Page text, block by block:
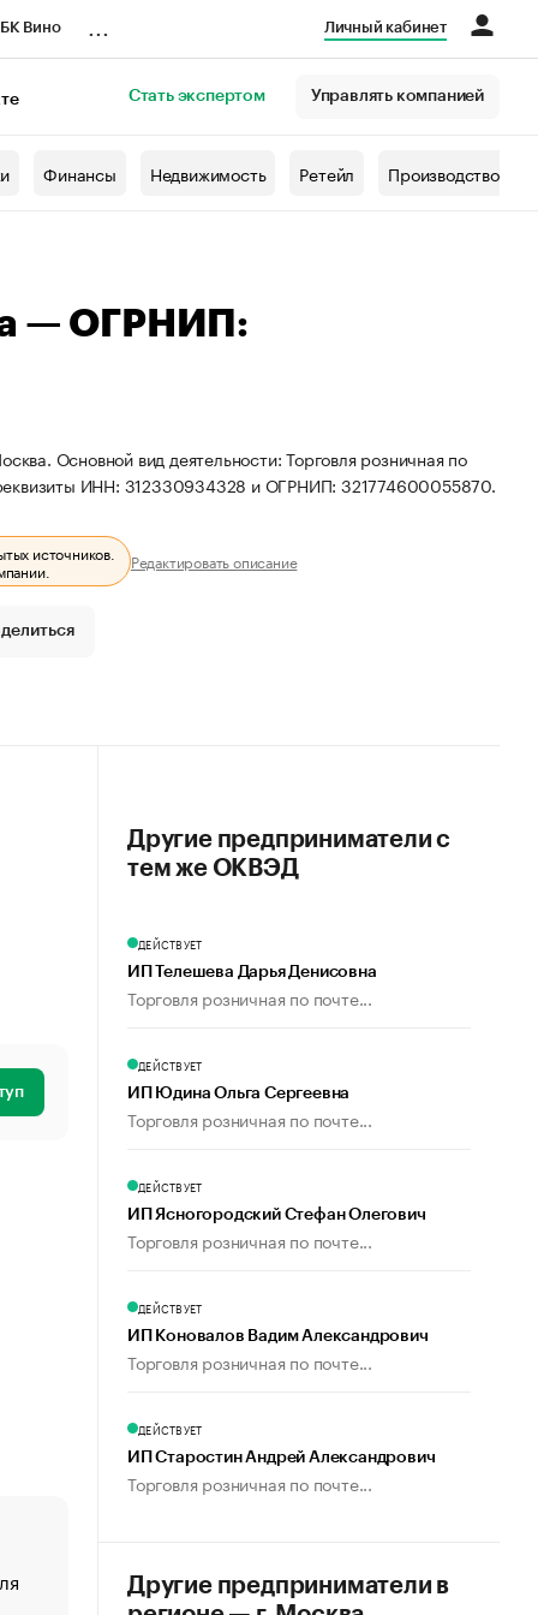
Вино Личный кабинет
Стать экспертом Управлять компанией
Финансы Недвижимость Ретейл Производство
— ОГРНИП:
Основной вид деятельности: Торговля розничная по
ИНН: 312330934328 и ОГРНИП: 321774600055870.
источников.
Редактировать описание
«От спорта тело стареет иначе». Как живет глава
создавшей GTA
Другие предприниматели с
тем же ОКВЭД
ДЕЙСТВУЕТ
ИП Телешева Дарья Денисовна
Торговля розничная по почте...
ДЕЙСТВУЕТ
ИП Юдина Ольга Сергеевна
Торговля розничная по почте...
ДЕЙСТВУЕТ
ИП Ясногородский Стефан Олегович
Торговля розничная по почте...
ДЕЙСТВУЕТ
ИП Коновалов Вадим Александрович
Торговля розничная по почте...
ДЕЙСТВУЕТ
ИП Старостин Андрей Александрович
Торговля розничная по почте...
Другие предприниматели в